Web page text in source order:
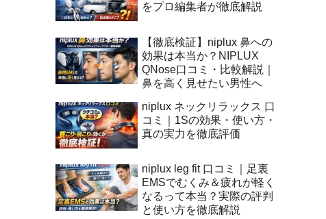
をプロ編集者が徹底解説
【徹底検証】niplux 鼻への
効果は本当か？NIPLUX
QNose口コミ・比較解説｜
鼻を高く見せたい男性へ
niplux ネックリラックス 口
コミ｜1Sの効果・使い方・
真の実力を徹底評価
niplux leg fit 口コミ｜足裏
EMSでむくみ＆疲れが軽く
なるって本当？実際の評判
と使い方を徹底解説